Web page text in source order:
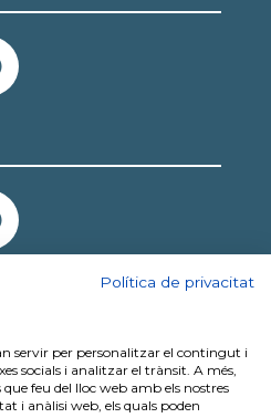
Política de privacitat
servir per personalitzar el contingut i
socials i analitzar el trànsit. A més,
feu del lloc web amb els nostres
i anàlisi web, els quals poden